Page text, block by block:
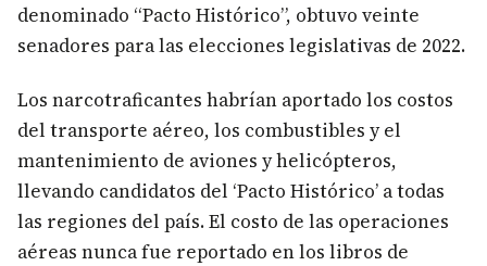
denominado “Pacto Histórico”, obtuvo veinte
senadores para las elecciones legislativas de 2022.
Los narcotraficantes habrían aportado los costos
del transporte aéreo, los combustibles y el
mantenimiento de aviones y helicópteros,
llevando candidatos del ‘Pacto Histórico’ a todas
las regiones del país. El costo de las operaciones
aéreas nunca fue reportado en los libros de